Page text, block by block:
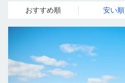
おすすめ順 安い順